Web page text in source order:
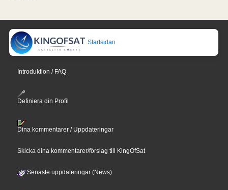
Startsidan
Introduktion / FAQ
Definiera din Profil
Dina kommentarer / Uppdateringar
Skicka dina kommentarer/förslag till KingOfSat
Senaste uppdateringar (News)